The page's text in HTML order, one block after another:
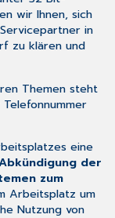
wir Ihnen, sich
in
zu klären und
Themen steht
eine
der
zum
Arbeitsplatz um
Nutzung von